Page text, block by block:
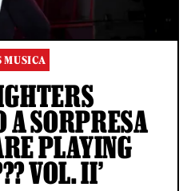
MUSICA
A SORPRESA
PLAYING
VOL. II’